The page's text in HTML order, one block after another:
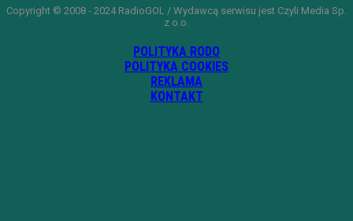
Copyright © 2008 - 2024 RadioGOL / Wydawcą serwisu jest Czyli Media Sp.
z o.o.
POLITYKA RODO
POLITYKA COOKIES
REKLAMA
KONTAKT